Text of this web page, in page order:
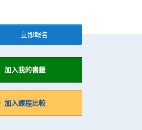
立即報名
加入我的書籤
加入課程比較